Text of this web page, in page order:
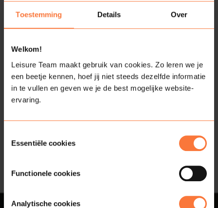
Toestemming Details Over
Welkom!
Leisure Team maakt gebruik van cookies. Zo leren we je
een beetje kennen, hoef jij niet steeds dezelfde informatie
in te vullen en geven we je de best mogelijke website-
ervaring.
Essentiële cookies
Functionele cookies
Analytische cookies
Bekijk alle activiteiten van
Marieke